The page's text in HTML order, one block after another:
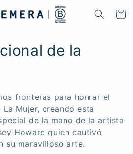
Carrito
de la
fronteras para honrar el
Mujer, creando esta
de la mano de la artista
Howard quien cautivó
su maravilloso arte.